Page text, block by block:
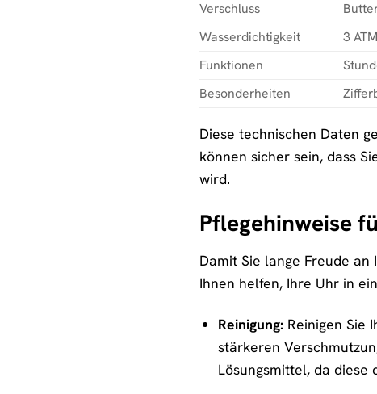
Verschluss
Wasserdichtigkeit
3
Funktionen
Besonderheiten
Diese technischen Daten
können sicher sein, dass
wird.
Pflegehinweise
Damit Sie lange Freude an
Ihnen helfen, Ihre Uhr in
Reinigung:Reinigen Sie
stärkeren
Lösungsmittel, da diese